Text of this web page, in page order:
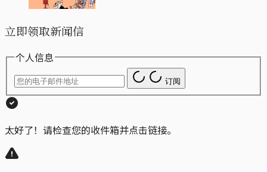
立即领取新闻信
个人信息
订阅
太好了！请检查您的收件箱并点击链接。